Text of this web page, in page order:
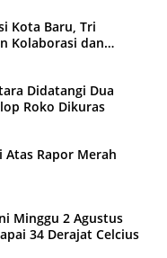
Kota Baru, Tri
Kolaborasi dan
Didatangi Dua
Roko Dikuras
Atas Rapor Merah
Minggu 2 Agustus
34 Derajat Celcius